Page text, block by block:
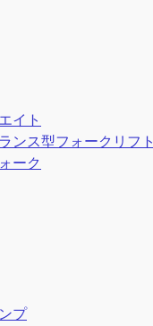
イト
ンス型フォークリフト
ーク
プ